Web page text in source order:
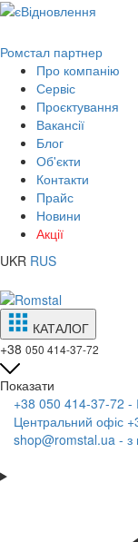
Ромстал партнер
Про компанію
Сервіс
Проєктування
Вакансії
Блог
Об'єкти
Контакти
Прайс
Новини
Акції
UKR RUS
КАТАЛОГ
+38 050 414-37-72
Показати
+38 050 414-37-72 -
Центральний офіс
shop@romstal.ua - з